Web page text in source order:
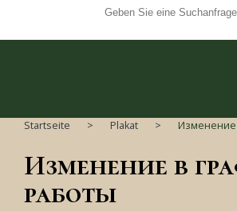
Startseite Plakat Изменение
Изменение в
работы